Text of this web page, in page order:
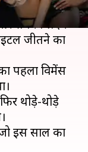
30 महिला
सबका लक्ष्य
जीतने का
पहला विमेंस
थोड़े-थोड़े
इस साल का